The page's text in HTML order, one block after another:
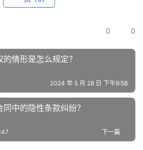
0 0
情形是怎么规定？
2024 年 5 月 28 日 下午9:58
中的隐性条款纠纷？
下一篇